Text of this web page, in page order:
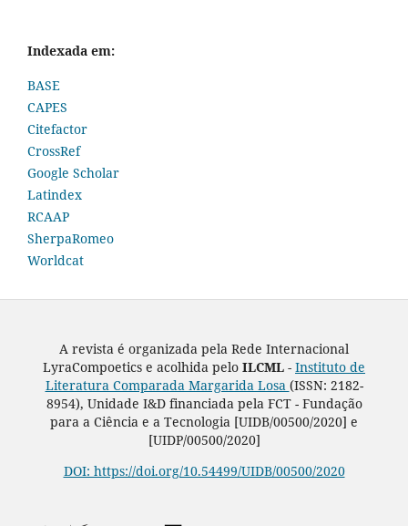
Indexada em:
BASE
CAPES
Citefactor
CrossRef
Google Scholar
Latindex
RCAAP
SherpaRomeo
Worldcat
A revista é organizada pela Rede Internacional
LyraCompoetics e acolhida pelo ILCML - Instituto de
Literatura Comparada Margarida Losa (ISSN: 2182-
8954), Unidade I&D financiada pela FCT - Fundação
para a Ciência e a Tecnologia [UIDB/00500/2020] e
[UIDP/00500/2020]
DOI: https://doi.org/10.54499/UIDB/00500/2020